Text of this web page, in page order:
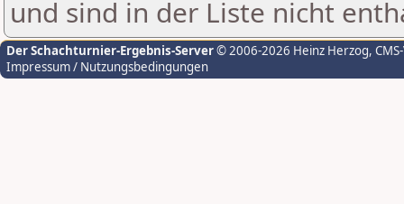
und sind in der Liste nicht
Der Schachturnier-Ergebnis-Server© 2006-2026 Heinz Herzog,
Impressum / Nutzungsbedingungen